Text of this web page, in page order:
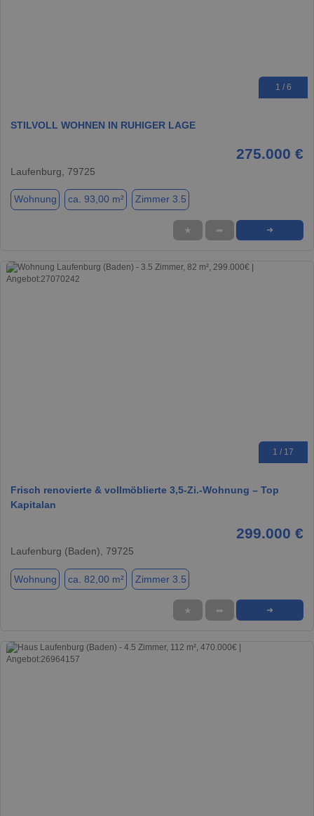
1 / 6
STILVOLL WOHNEN IN RUHIGER LAGE
275.000 €
Laufenburg, 79725
Wohnung ca. 93,00 m² Zimmer 3.5
★ ➦ ➜
1 / 17
Frisch renovierte & vollmöblierte 3,5-Zi.-Wohnung – Top
Kapitalan
299.000 €
Laufenburg (Baden), 79725
Wohnung ca. 82,00 m² Zimmer 3.5
★ ➦ ➜